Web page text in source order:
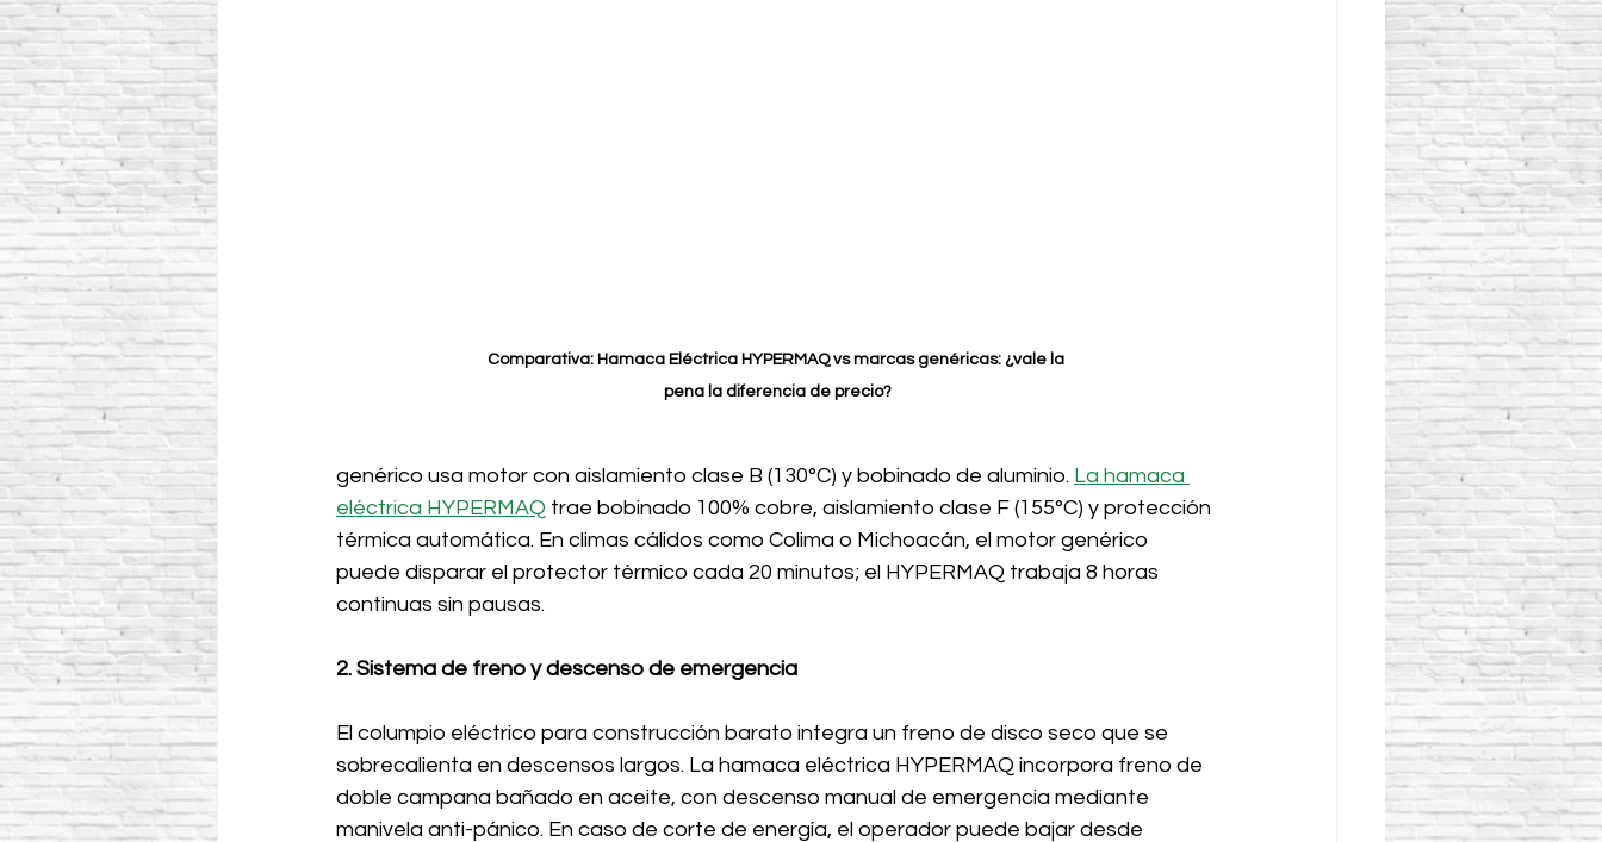
Comparativa: Hamaca Eléctrica HYPERMAQ vs marcas genéricas: ¿vale la
pena la diferencia de precio?
genérico usa motor con aislamiento clase B (130°C) y bobinado de aluminio. La hamaca
eléctrica HYPERMAQ trae bobinado 100% cobre, aislamiento clase F (155°C) y protección
térmica automática. En climas cálidos como Colima o Michoacán, el motor genérico
puede disparar el protector térmico cada 20 minutos; el HYPERMAQ trabaja 8 horas
continuas sin pausas.
2. Sistema de freno y descenso de emergencia
El columpio eléctrico para construcción barato integra un freno de disco seco que se
sobrecalienta en descensos largos. La hamaca eléctrica HYPERMAQ incorpora freno de
doble campana bañado en aceite, con descenso manual de emergencia mediante
manivela anti-pánico. En caso de corte de energía, el operador puede bajar desde